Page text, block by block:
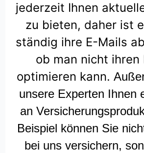
jederzeit Ihnen
zu bieten, daher ist
ständig ihre E-Mails
ob man nicht ihren
optimieren kann.
unsere Experten Ihnen
an
Beispiel können Sie
bei uns versichern,